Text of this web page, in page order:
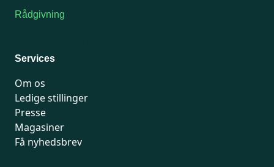
Rådgivning
Services
Om os
Ledige stillinger
Presse
Magasiner
Få nyhedsbrev